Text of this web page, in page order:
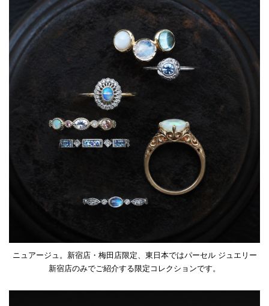
ニュアージュ。新宿店・梅田店限定、東日本ではパーセル ジュエリー
新宿店のみでご紹介する限定コレクションです。